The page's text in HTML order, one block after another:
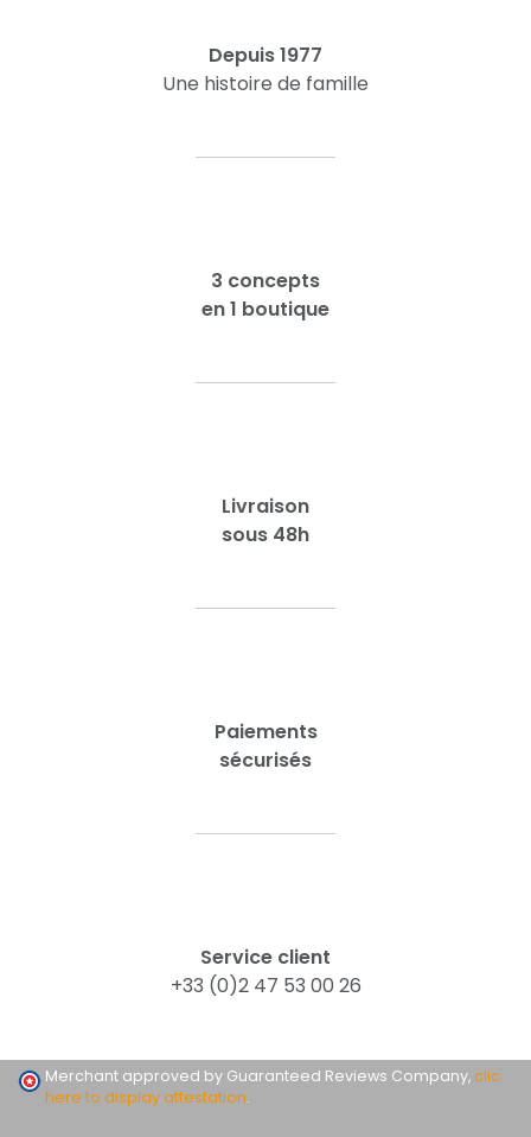
Depuis 1977
Une histoire de famille
3 concepts
en 1 boutique
Livraison
sous 48h
Paiements
sécurisés
Service client
+33 (0)2 47 53 00 26
Merchant approved by Guaranteed Reviews Company,clic
here to display attestation.